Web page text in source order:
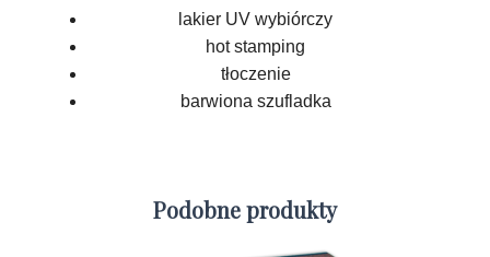
lakier UV wybiórczy
hot stamping
tłoczenie
barwiona szufladka
Podobne produkty